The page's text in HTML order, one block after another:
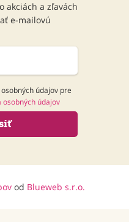
akciách a zľavách
e-mailovú
údajov pre
osobných údajov
od Blueweb s.r.o.